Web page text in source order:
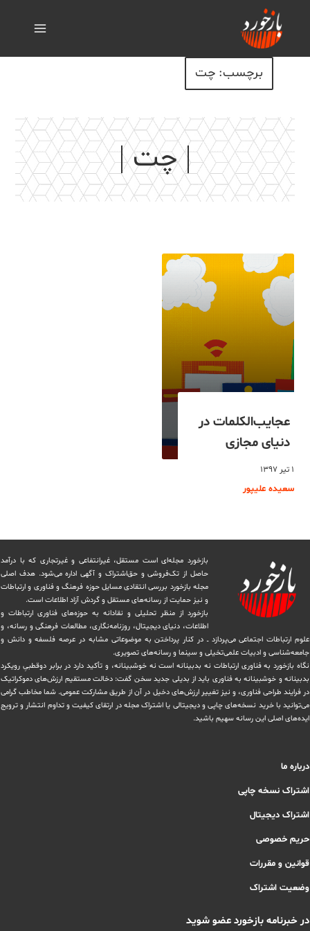
برچسب: چت
چت
عجایب‌الکلمات در
دنیای مجازی
۱ تیر ۱۳۹۷
سعیده علیپور
بازخورد مجله‌ای است مستقل، غیرانتفاعی و غیرتجاری که با درآمد
حاصل از تک‌فروشی و حق‌اشتراک و آگهی اداره می‌شود. ‏هدف اصلی
مجله بازخورد بررسی انتقادی مسایل حوزه فرهنگ و فناوری و ارتباطات
و نیز حمایت از رسانه‌های مستقل و‌ گردش ‏آزاد اطلاعات است.
بازخورد از منظر تحلیلی و نقادانه به حوزه‌های فناوری ارتباطات و
اطلاعات، دنیای دیجیتال، روزنامه‌نگاری، ‏مطالعات فرهنگی و رسانه، و
علوم ارتباطات اجتماعی می‌پردازد ــ در کنار پرداختن به موضوعاتی مشابه در عرصه فلسفه و دانش و
‏جامعه‌شناسی و ادبیات علمی‌تخیلی و سینما و رسانه‌های تصویری.
نگاه بازخورد به فناوری ارتباطات نه بدبینانه است نه خوشبینانه، و تأکید دارد ‏در برابر دوقطبیِ رویکرد
بدبینانه و خوشبینانه به فناوری باید از بدیلی جدید سخن گفت: دخالت مستقیم ارزش‌های دموکراتیک
در ‏فرایند طراحی فناوری، و نیز تغییر ارزش‌های دخيل در آن از طریق مشاركت عمومی. شما مخاطب گرامی
می‌توانید با خرید نسخه‌های چاپی و دیجیتالی یا ‏اشتراک مجله در ارتقای کیفیت و تداوم انتشار و ترویج
ایده‌های اصلی این رسانه سهیم باشید.
درباره ما
اشتراک نسخه چاپی
اشتراک دیجیتال
حریم خصوصی
قوانین و مقررات
وضعیت اشتراک
در خبرنامه بازخورد عضو شوید